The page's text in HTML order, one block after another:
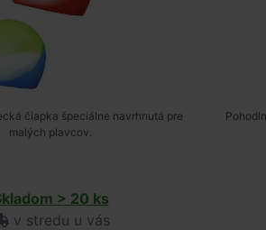
čiapka špeciálne navrhnutá pre
malých plavcov.
> 20 ks
v stredu u vás